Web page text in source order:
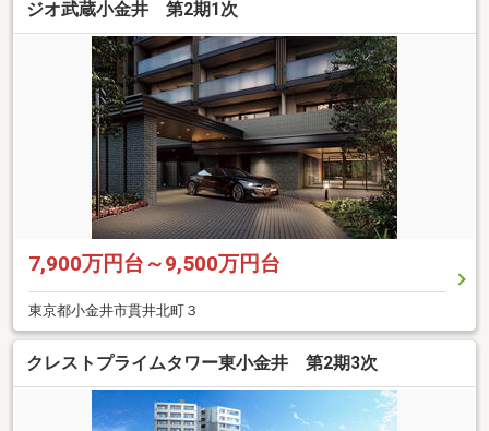
ジオ武蔵小金井 第2期1次
7,900万円台～9,500万円台
東京都小金井市貫井北町３
クレストプライムタワー東小金井 第2期3次